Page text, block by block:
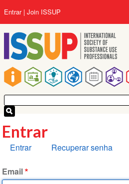
para
o
conteúdo
principal
Navegação
principal
Menu
da
conta
do
usuário
Entrar Join ISSUP
Entrar
Abas
Entrar Recuperar senha
Email